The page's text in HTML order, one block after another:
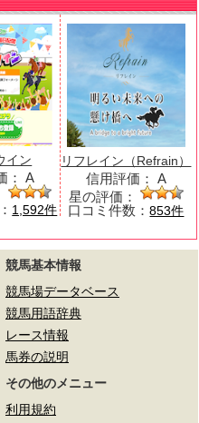
イン
： A
1,592件
リフレイン（Refrain）
信用評価： A
星の評価：
口コミ件数：853件
競馬基本情報
競馬場データベース
競馬用語辞典
レース情報
馬券の説明
その他のメニュー
利用規約